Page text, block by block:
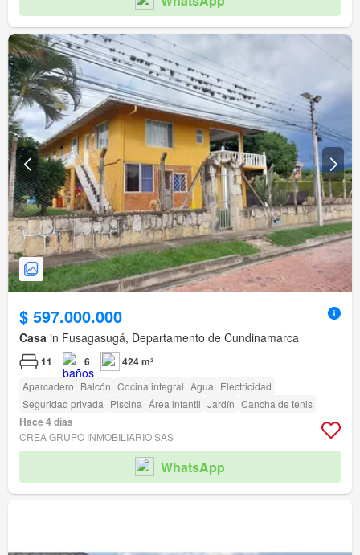
$ 597.000.000
Casa in Fusagasugá, Departamento de Cundinamarca
11 6 424 m²
Aparcadero Balcón Cocina integral Agua Electricidad
Seguridad privada Piscina Área infantil Jardín Cancha de tenis
Hace 4 días
CREA GRUPO INMOBILIARIO SAS
WhatsApp